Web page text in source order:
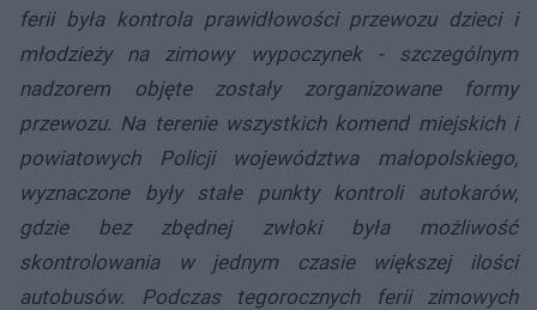
ferii była kontrola prawidłowości przewozu dzieci i
młodzieży na zimowy wypoczynek - szczególnym
nadzorem objęte zostały zorganizowane formy
przewozu. Na terenie wszystkich komend miejskich i
powiatowych Policji województwa małopolskiego,
wyznaczone były stałe punkty kontroli autokarów,
gdzie bez zbędnej zwłoki była możliwość
skontrolowania w jednym czasie większej ilości
autobusów. Podczas tegorocznych ferii zimowych